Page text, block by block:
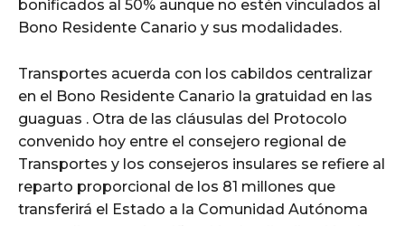
bonificados al 50% aunque no estén vinculados al
Bono Residente Canario y sus modalidades.
Transportes acuerda con los cabildos centralizar
en el Bono Residente Canario la gratuidad en las
guaguas . Otra de las cláusulas del Protocolo
convenido hoy entre el consejero regional de
Transportes y los consejeros insulares se refiere al
reparto proporcional de los 81 millones que
transferirá el Estado a la Comunidad Autónoma